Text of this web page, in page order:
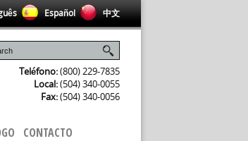
Español 中文
Teléfono:(800) 229-7835
Local:(504) 340-0055
Fax:(504) 340-0056
CONTACTO